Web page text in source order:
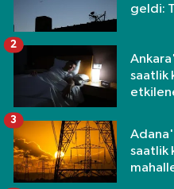
geldi:
saatlik
2
saatlik
3